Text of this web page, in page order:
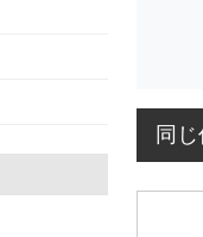
同